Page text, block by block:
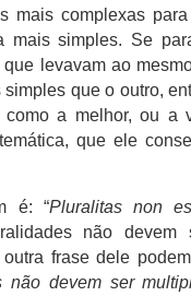
mais complexas
mais simples. Se
levavam ao
que o outro,
a melhor, ou a
que ele
é: “Pluralitas non
não devem
frase dele
não devem ser